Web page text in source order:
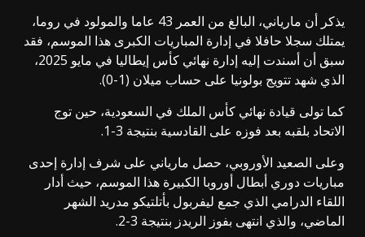
يذكر أن مارياني، البالغ من العمر 43 عاما والمولود في روما،
يمتلك سجلا حافلا في إدارة المباريات الكبرى هذا الموسم، فقد
سبق أن أسندت إليه إدارة نهائي كأس إيطاليا في مايو 2025،
الذي شهد تتويج بولونيا على حساب ميلان (1-0).
كما تولى قيادة نهائي كأس الملك في السعودية، حين توج
الاتحاد بلقبه بعد فوزه على القادسية بنتيجة 3-1.
وعلى الصعيد الأوروبي، حصل مارياني على شرف إدارة إحدى
مباريات دوري أبطال أوروبا الكبيرة هذا الموسم، حيث أدار
اللقاء الدرامي الذي جمع ليفربول بأتلتيكو مدريد الشهر
الماضي، والذي انتهى بفوز الريدز بنتيجة 3-2.